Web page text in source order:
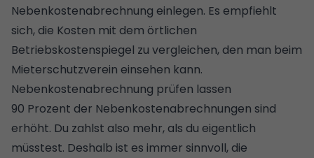
Nebenkostenabrechnung einlegen. Es empfiehlt
sich, die Kosten mit dem örtlichen
Betriebskostenspiegel zu vergleichen, den man beim
Mieterschutzverein einsehen kann.
Nebenkostenabrechnung prüfen lassen
90 Prozent der Nebenkostenabrechnungen sind
erhöht. Du zahlst also mehr, als du eigentlich
müsstest. Deshalb ist es immer sinnvoll, die